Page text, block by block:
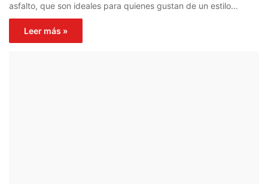
asfalto, que son ideales para quienes gustan de un estilo…
Leer más »